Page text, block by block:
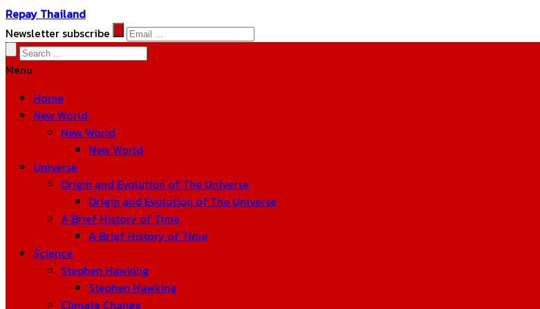
Repay Thailand
Newsletter subscribe
Menu
Home
New World
New World
New World
Universe
Origin and Evolution of The Universe
Origin and Evolution of The Universe
A Brief History of Time
A Brief History of Time
Science
Stephen Hawking
Stephen Hawking
Climate Change